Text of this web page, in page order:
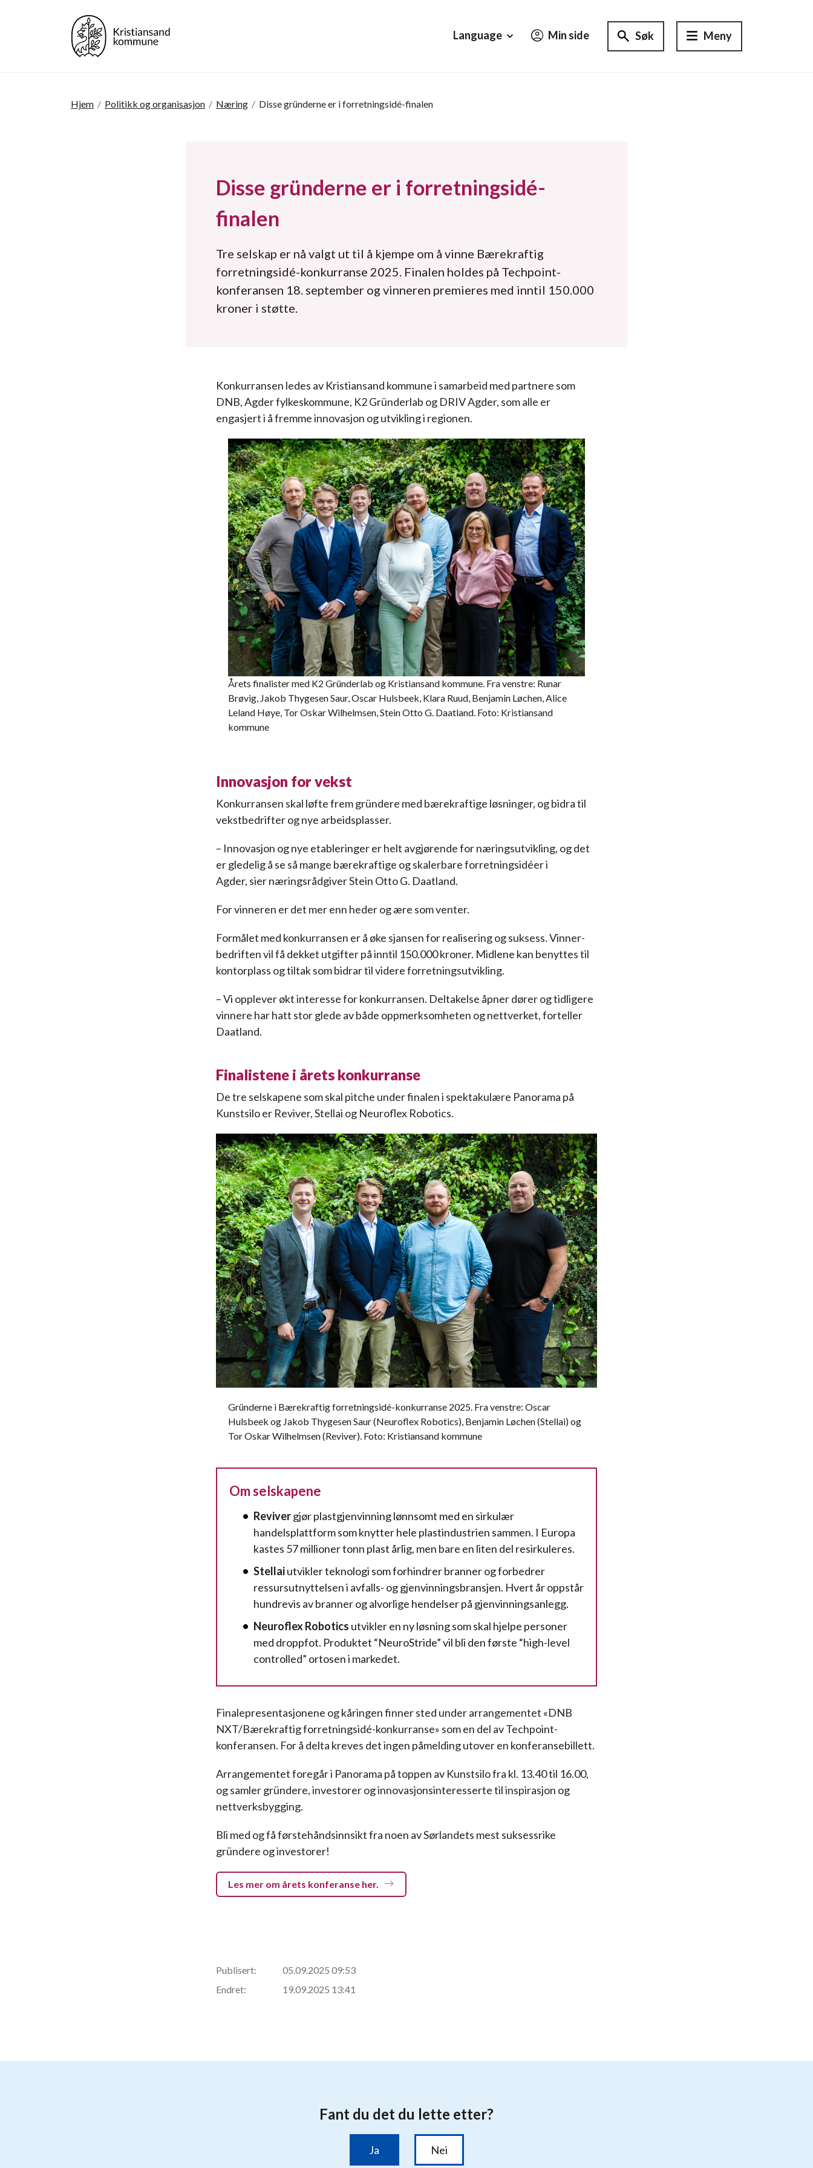
Language
Min side Søk Meny
Hjem / Politikk og organisasjon / Næring / Disse gründerne er i forretningsidé-finalen
Disse gründerne er i forretningsidé-
finalen
Tre selskap er nå valgt ut til å kjempe om å vinne Bærekraftig
forretningsidé-konkurranse 2025. Finalen holdes på Techpoint-
konferansen 18. september og vinneren premieres med inntil 150.000
kroner i støtte.
Konkurransen ledes av Kristiansand kommune i samarbeid med partnere som
DNB, Agder fylkeskommune, K2 Gründerlab og DRIV Agder, som alle er
engasjert i å fremme innovasjon og utvikling i regionen.
Årets finalister med K2 Gründerlab og Kristiansand kommune. Fra venstre: Runar
Brøvig, Jakob Thygesen Saur, Oscar Hulsbeek, Klara Ruud, Benjamin Løchen, Alice
Leland Høye, Tor Oskar Wilhelmsen, Stein Otto G. Daatland. Foto: Kristiansand
kommune
Innovasjon for vekst
Konkurransen skal løfte frem gründere med bærekraftige løsninger, og bidra til
vekstbedrifter og nye arbeidsplasser.
– Innovasjon og nye etableringer er helt avgjørende for næringsutvikling, og det
er gledelig å se så mange bærekraftige og skalerbare forretningsidéer i
Agder, sier næringsrådgiver Stein Otto G. Daatland.
For vinneren er det mer enn heder og ære som venter.
Formålet med konkurransen er å øke sjansen for realisering og suksess. Vinner-
bedriften vil få dekket utgifter på inntil 150.000 kroner. Midlene kan benyttes til
kontorplass og tiltak som bidrar til videre forretningsutvikling.
– Vi opplever økt interesse for konkurransen. Deltakelse åpner dører og tidligere
vinnere har hatt stor glede av både oppmerksomheten og nettverket, forteller
Daatland.
Finalistene i årets konkurranse
De tre selskapene som skal pitche under finalen i spektakulære Panorama på
Kunstsilo er Reviver, Stellai og Neuroflex Robotics.
Gründerne i Bærekraftig forretningsidé-konkurranse 2025. Fra venstre: Oscar
Hulsbeek og Jakob Thygesen Saur (Neuroflex Robotics), Benjamin Løchen (Stellai) og
Tor Oskar Wilhelmsen (Reviver). Foto: Kristiansand kommune
Om selskapene
Revivergjør plastgjenvinning lønnsomt med en sirkulær
handelsplattform som knytter hele plastindustrien sammen. I Europa
kastes 57 millioner tonn plast årlig, men bare en liten del resirkuleres.
Stellaiutvikler teknologi som forhindrer branner og forbedrer
ressursutnyttelsen i avfalls- og gjenvinningsbransjen. Hvert år oppstår
hundrevis av branner og alvorlige hendelser på gjenvinningsanlegg.
Neuroflex Robotics utvikler en ny løsning som skal hjelpe personer
med droppfot. Produktet “NeuroStride” vil bli den første “high-level
controlled” ortosen i markedet.
Finalepresentasjonene og kåringen finner sted under arrangementet «DNB
NXT/Bærekraftig forretningsidé-konkurranse» som en del av Techpoint-
konferansen. For å delta kreves det ingen påmelding utover en konferansebillett.
Arrangementet foregår i Panorama på toppen av Kunstsilo fra kl. 13.40 til 16.00,
og samler gründere, investorer og innovasjonsinteresserte til inspirasjon og
nettverksbygging.
Bli med og få førstehåndsinnsikt fra noen av Sørlandets mest suksessrike
gründere og investorer!
Les mer om årets konferanse her.
Publisert:
05.09.2025 09:53
Endret:
19.09.2025 13:41